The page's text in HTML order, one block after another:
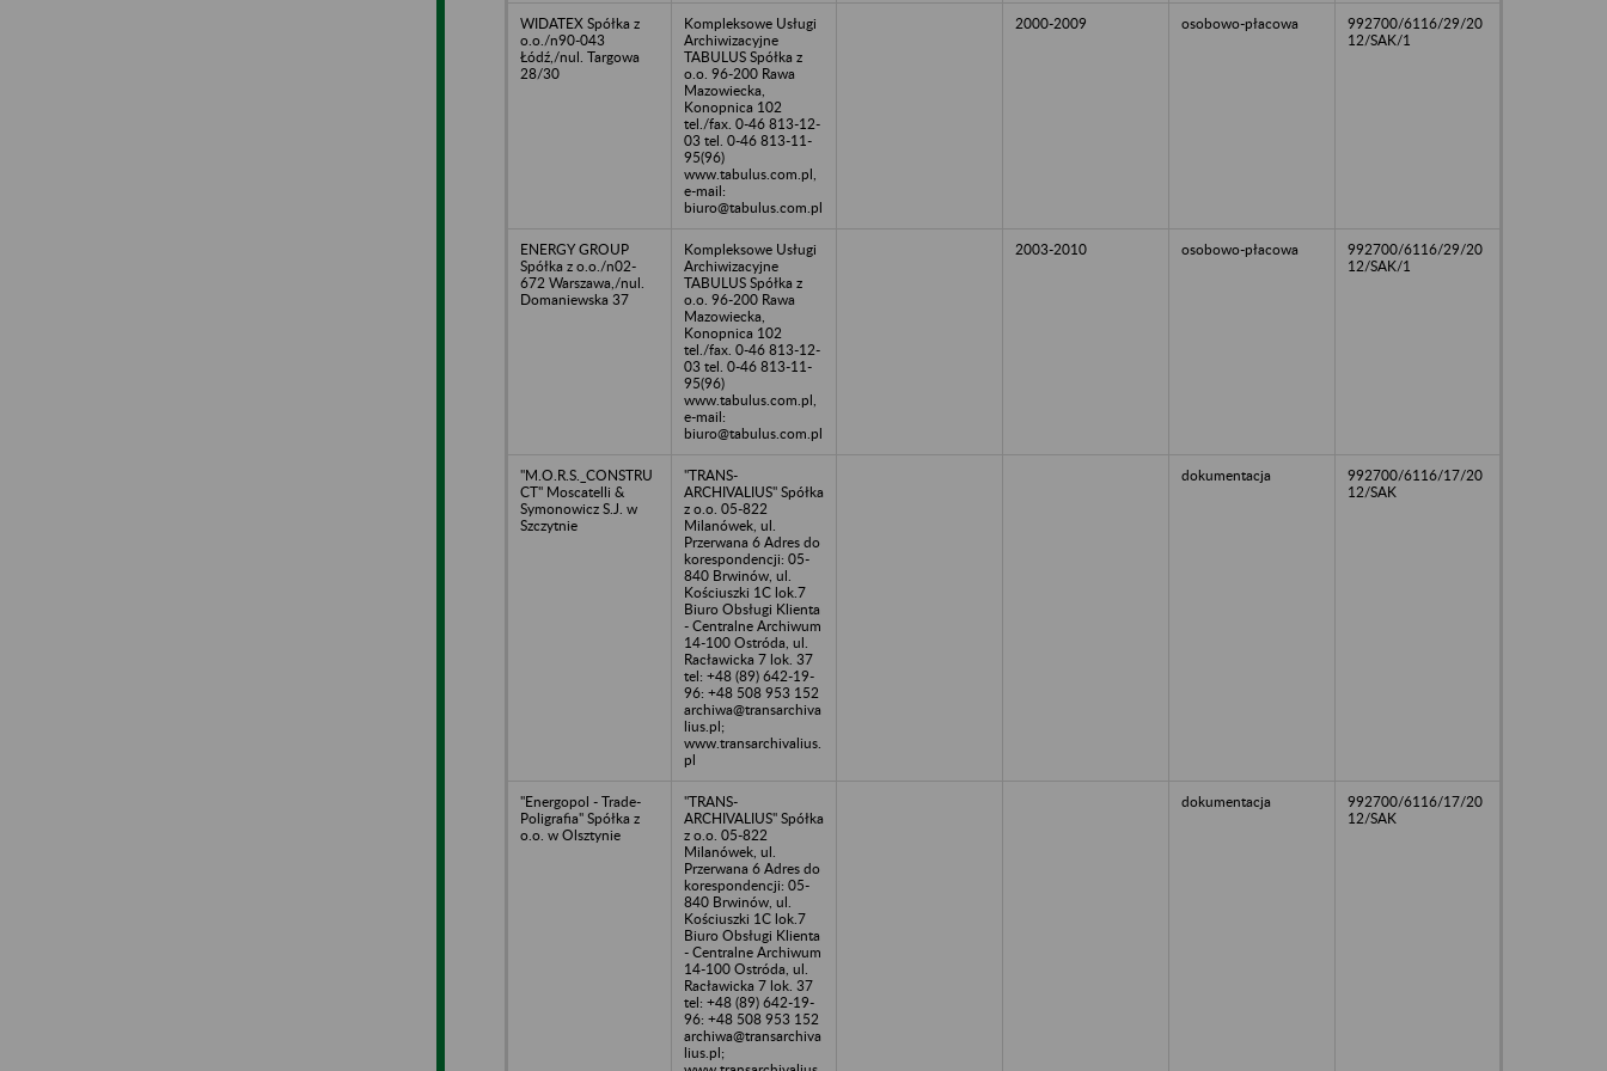
WIDATEX Spółka z
o.o./n90-043
Łódź,/nul. Targowa
28/30
Kompleksowe Usługi
Archiwizacyjne
TABULUS Spółka z
o.o. 96-200 Rawa
Mazowiecka,
Konopnica 102
tel./fax. 0-46 813-12-
03 tel. 0-46 813-11-
95(96)
www.tabulus.com.pl,
e-mail:
biuro@tabulus.com.pl
2000-2009 osobowo-płacowa
992700/6116/29/20
12/SAK/1
ENERGY GROUP
Spółka z o.o./n02-
672 Warszawa,/nul.
Domaniewska 37
Kompleksowe Usługi
Archiwizacyjne
TABULUS Spółka z
o.o. 96-200 Rawa
Mazowiecka,
Konopnica 102
tel./fax. 0-46 813-12-
03 tel. 0-46 813-11-
95(96)
www.tabulus.com.pl,
e-mail:
biuro@tabulus.com.pl
2003-2010 osobowo-płacowa
992700/6116/29/20
12/SAK/1
"M.O.R.S._CONSTRU
CT" Moscatelli &
Symonowicz S.J. w
Szczytnie
"TRANS-
ARCHIVALIUS" Spółka
z o.o. 05-822
Milanówek, ul.
Przerwana 6 Adres do
korespondencji: 05-
840 Brwinów, ul.
Kościuszki 1C lok.7
Biuro Obsługi Klienta
- Centralne Archiwum
14-100 Ostróda, ul.
Racławicka 7 lok. 37
tel: +48 (89) 642-19-
96: +48 508 953 152
archiwa@transarchiva
lius.pl;
www.transarchivalius.
pl
dokumentacja
992700/6116/17/20
12/SAK
"Energopol - Trade-
Poligrafia" Spółka z
o.o. w Olsztynie
"TRANS-
ARCHIVALIUS" Spółka
z o.o. 05-822
Milanówek, ul.
Przerwana 6 Adres do
korespondencji: 05-
840 Brwinów, ul.
Kościuszki 1C lok.7
Biuro Obsługi Klienta
- Centralne Archiwum
14-100 Ostróda, ul.
Racławicka 7 lok. 37
tel: +48 (89) 642-19-
96: +48 508 953 152
archiwa@transarchiva
lius.pl;
dokumentacja
992700/6116/17/20
12/SAK